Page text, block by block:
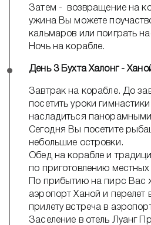
Затем - возвращение на
ужина Вы можете
кальмаров или поиграть
Ночь на корабле.
День 3 Бухта Халонг -
Завтрак на корабле. До
посетить уроки
насладиться
Сегодня Вы посетите
небольшие островки.
Обед на корабле и
по приготовлению
По прибытию на пирс Вас
аэропорт Ханой и перелет
прилету встреча в
Заселение в отель Луанг